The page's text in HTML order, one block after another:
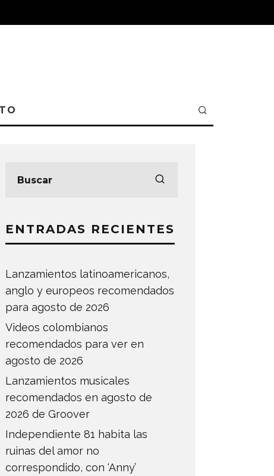
ENTRADAS RECIENTES
Lanzamientos latinoamericanos,
anglo y europeos recomendados
para agosto de 2026
Videos colombianos
recomendados para ver en
agosto de 2026
Lanzamientos musicales
recomendados en agosto de
2026 de Groover
Independiente 81 habita las
ruinas del amor no
correspondido, con ‘Anny’